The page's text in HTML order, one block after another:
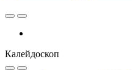
Калейдоскоп